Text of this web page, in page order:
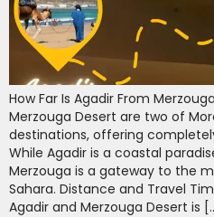
How Far Is Agadir From
Merzouga Desert are two of
destinations, offering
While Agadir is a coastal
Merzouga is a gateway to the
Sahara. Distance and Travel
Agadir and Merzouga Desert is